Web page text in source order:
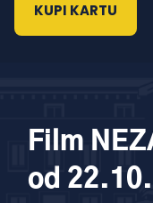
KUPI KARTU
Film
od